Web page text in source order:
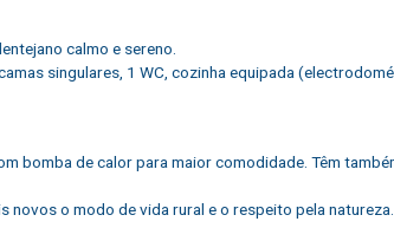
calmo e sereno.
singulares, 1 WC, cozinha equipada
bomba de calor para maior comodidade. Têm
novos o modo de vida rural e o respeito pela natureza.